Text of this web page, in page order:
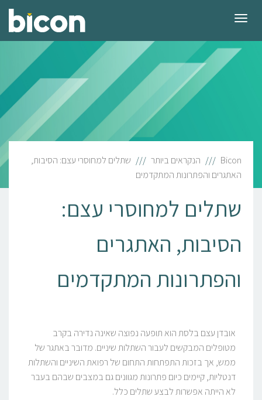
תפריט
Bicon הנקראים ביותר
שתלים למחוסרי עצם: הסיבות,
האתגרים והפתרונות המתקדמים
שתלים למחוסרי עצם:
הסיבות, האתגרים
והפתרונות המתקדמים
אובדן עצם בלסת הוא תופעה נפוצה שאינה נדירה בקרב
מטופלים המבקשים לעבור השתלות שיניים. מדובר באתגר של
ממש, אך בזכות התפתחות התחום של רפואת השיניים והשתלות
דנטליות, קיימים כיום פתרונות מגוונים גם במצבים שבהם בעבר
לא הייתה אפשרות לבצע שתלים כלל.